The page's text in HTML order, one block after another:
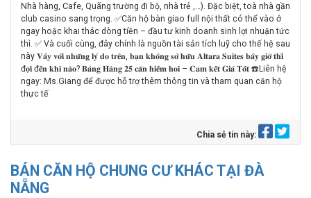
Nhà hàng, Cafe, Quãng trường đi bộ, nhà trẻ ,…). Đặc biệt, toà nhà gần
club casino sang trọng. ✅️Căn hộ bàn giao full nội thất có thể vào ở
ngay hoặc khai thác dòng tiền – đầu tư kinh doanh sinh lợi nhuận tức
thì. ✅️ Và cuối cùng, đây chính là nguồn tài sản tích luỹ cho thế hệ sau
này 𝐕𝐚̂𝐲̣ 𝐯𝐨̛́𝐢 𝐧𝐡𝐮̛̃𝐧𝐠 𝐥𝐲́ 𝐝𝐨 𝐭𝐫𝐞̂𝐧, 𝐛𝐚̣𝐧 𝐤𝐡𝐨̂𝐧𝐠 𝐬𝐨̛̉ 𝐡𝐮̛̃𝐮 𝐀𝐥𝐭𝐚𝐫𝐚 𝐒𝐮𝐢𝐭𝐞𝐬 𝐛𝐚̂𝐲 𝐠𝐢𝐨̛̀ 𝐭𝐡𝐢̀
đ𝐨̛̣𝐢 đ𝐞̂́𝐧 𝐤𝐡𝐢 𝐧𝐚̀𝐨? 𝐁𝐚̉𝐧𝐠 𝐇𝐚̀𝐧𝐠 𝟐𝟓 𝐜𝐚̆𝐧 𝐡𝐢𝐞̂́𝐦 𝐡𝐨𝐢 – 𝐂𝐚𝐦 𝐤𝐞̂́𝐭 𝐆𝐢𝐚́ 𝐓𝐨̂́𝐭 ☎️Liên hệ
ngay: Ms.Giang để được hỗ trợ thêm thông tin và tham quan căn hộ
thực tế
Chia sẻ tin này:
BÁN CĂN HỘ CHUNG CƯ KHÁC TẠI ĐÀ
NẴNG